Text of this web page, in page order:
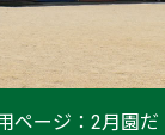
ページ：2月園だ